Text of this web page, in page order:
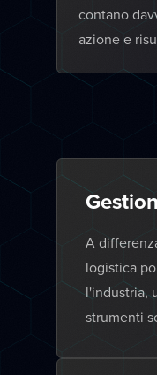
contano
azione e
A
logistica
l'industria,
strumenti